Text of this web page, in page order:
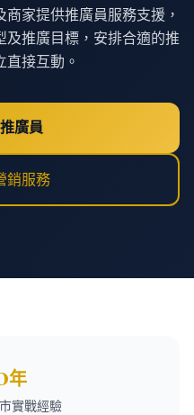
商家提供推廣員服務支援，
推廣目標，安排合適的推
接互動。
廣員
銷服務
年
實戰經驗